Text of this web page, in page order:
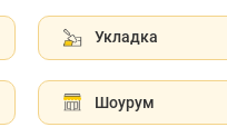
Укладка
Шоурум